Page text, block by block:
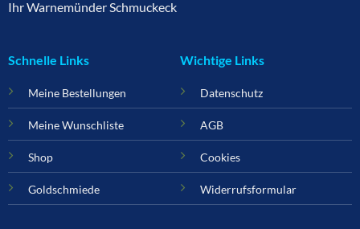
Ihr Warnemünder Schmuckeck
Schnelle Links
Meine Bestellungen
Meine Wunschliste
Shop
Goldschmiede
Wichtige Links
Datenschutz
AGB
Cookies
Widerrufsformular